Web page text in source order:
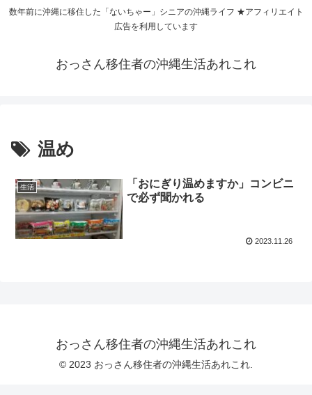
数年前に沖縄に移住した「ないちゃー」シニアの沖縄ライフ ★アフィリエイト
広告を利用しています
おっさん移住者の沖縄生活あれこれ
温め
生活
「おにぎり温めますか」コンビニ
で必ず聞かれる
2023.11.26
おっさん移住者の沖縄生活あれこれ
© 2023 おっさん移住者の沖縄生活あれこれ.